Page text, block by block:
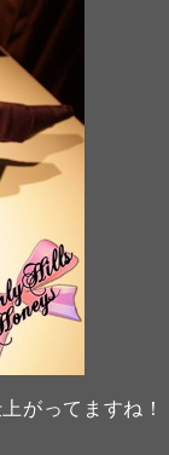
がってますね！